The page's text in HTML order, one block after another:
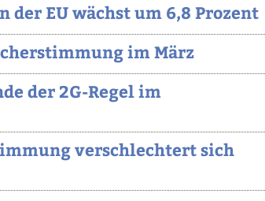
der EU wächst um 6,8 Prozent
im März
der 2G-Regel im
verschlechtert sich